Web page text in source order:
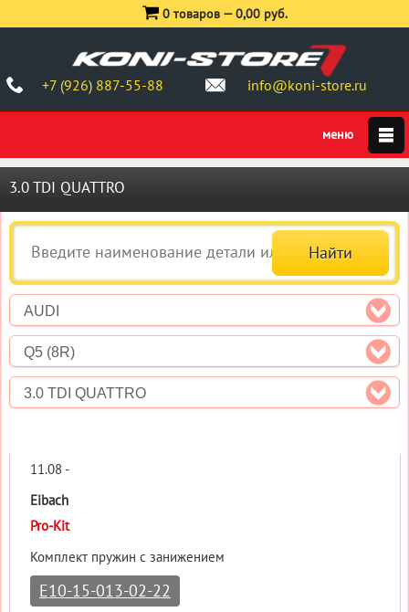
+7 (926) 887-55-88 info@koni-store.ru
0 товаров —0,00 руб.
3.0 TDI QUATTRO
AUDI
Q5 (8R)
3.0 TDI QUATTRO
11.08 -
Eibach
Pro-Kit
Комплект пружин с занижением
E10-15-013-02-22